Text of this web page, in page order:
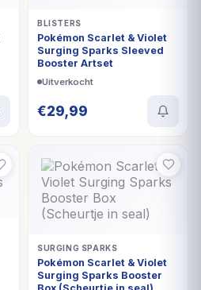
BLISTERS
Pokémon Scarlet & Violet
Surging Sparks Sleeved
Booster Artset
Uitverkocht
€29,99
UITVERKOCHT
SURGING SPARKS
Pokémon Scarlet & Violet
Surging Sparks Booster